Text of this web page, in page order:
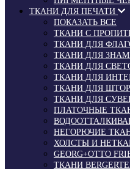
ТКАНИ ДЛЯ ПЕЧАТИ
ПОКАЗАТЬ ВСЕ
ТКАНИ С
ТКАНИ ДЛЯ
ТКАНИ ДЛЯ
ТКАНИ ДЛЯ
ТКАНИ ДЛЯ
ТКАНИ ДЛЯ
ТКАНИ ДЛЯ
ПЛАТОЧНЫЕ
НЕГОРЮЧИЕ
ХОЛСТЫ И
GEORG+OTTO
ТКАНИ